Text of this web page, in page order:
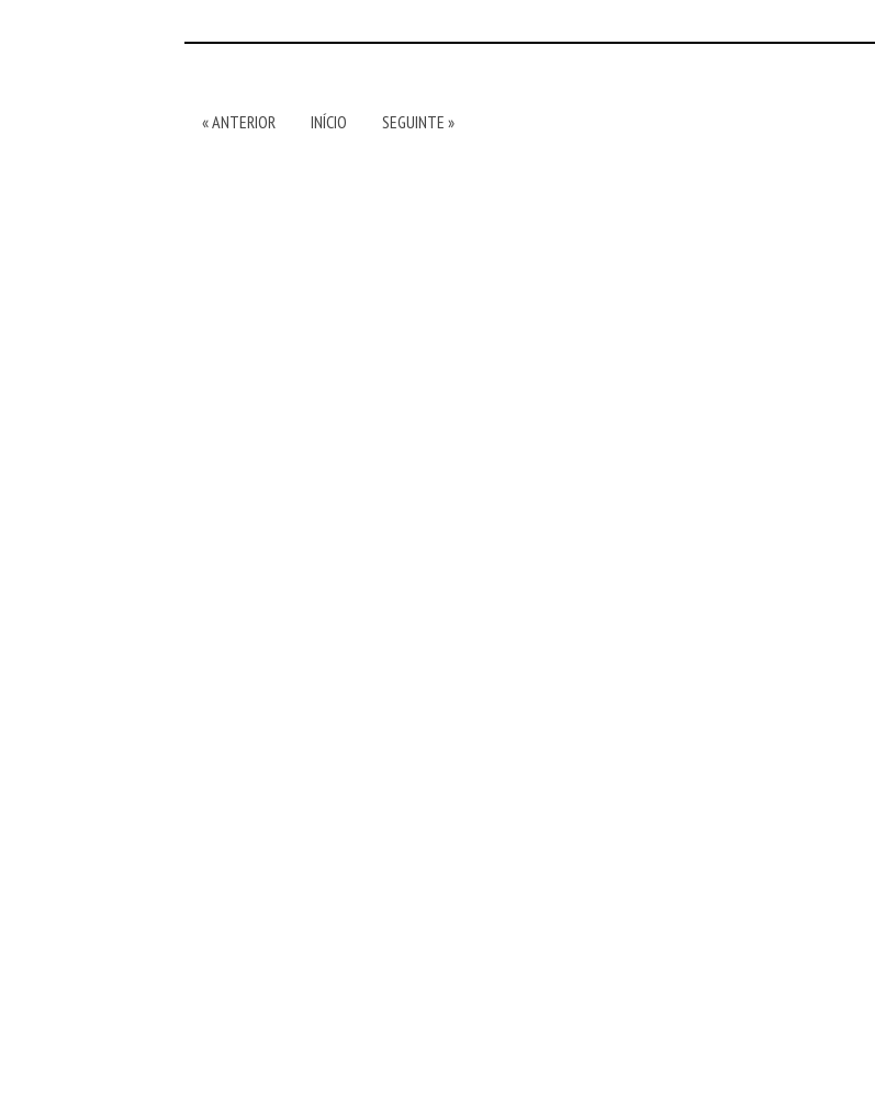
« ANTERIOR INÍCIO SEGUINTE »